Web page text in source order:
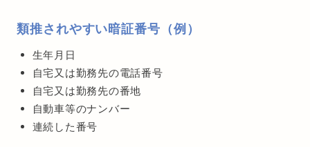
類推されやすい暗証番号（例）
生年月日
自宅又は勤務先の電話番号
自宅又は勤務先の番地
自動車等のナンバー
連続した番号